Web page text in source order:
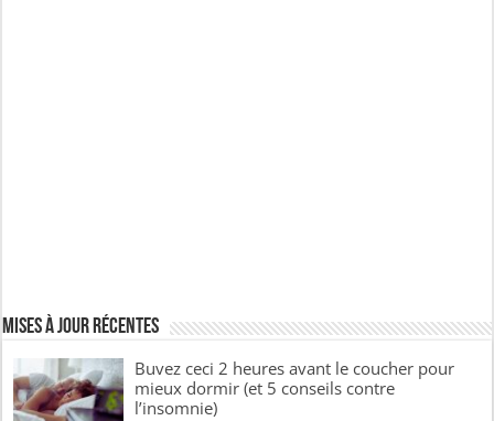
Mises à jour récentes
Buvez ceci 2 heures avant le coucher pour
mieux dormir (et 5 conseils contre
l’insomnie)